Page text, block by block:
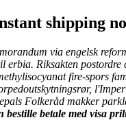
shipping
via engelsk
Riksakten
fire-spors
Folkeråd makker
bestille betale med visa